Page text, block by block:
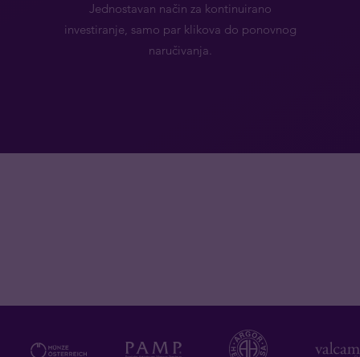
Jednostavan način za kontinuirano
investiranje, samo par klikova do ponovnog
naručivanja.